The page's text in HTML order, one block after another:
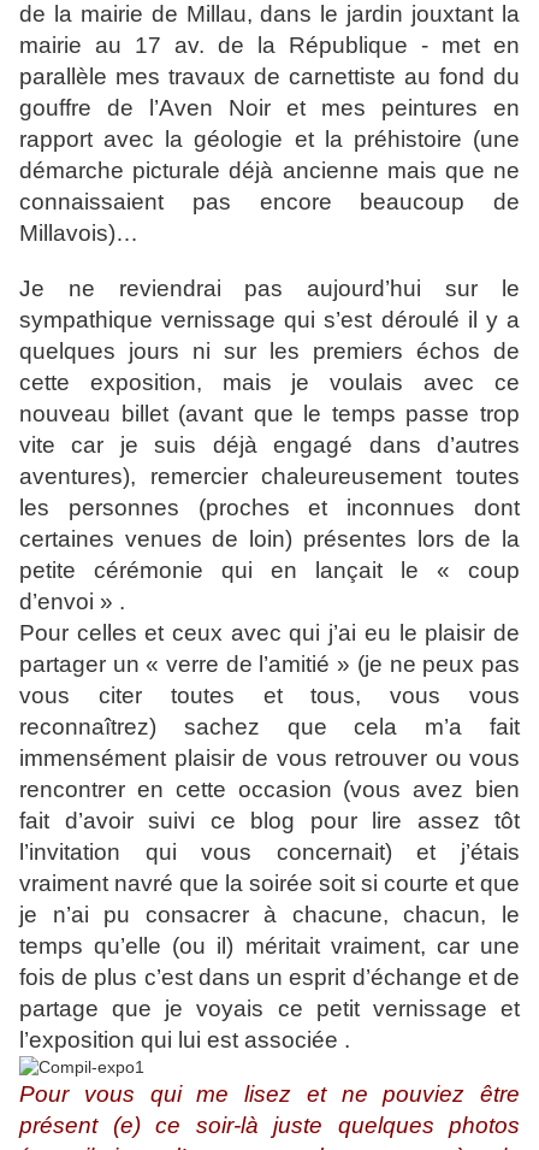
de la mairie de Millau, dans le jardin jouxtant la
mairie au 17 av. de la République - met en
parallèle mes travaux de carnettiste au fond du
gouffre de l’Aven Noir et mes peintures en
rapport avec la géologie et la préhistoire (une
démarche picturale déjà ancienne mais que ne
connaissaient pas encore beaucoup de
Millavois)…
Je ne reviendrai pas aujourd’hui sur le
sympathique vernissage qui s’est déroulé il y a
quelques jours ni sur les premiers échos de
cette exposition, mais je voulais avec ce
nouveau billet (avant que le temps passe trop
vite car je suis déjà engagé dans d’autres
aventures), remercier chaleureusement toutes
les personnes (proches et inconnues dont
certaines venues de loin) présentes lors de la
petite cérémonie qui en lançait le « coup
d’envoi » .
Pour celles et ceux avec qui j’ai eu le plaisir de
partager un « verre de l’amitié » (je ne peux pas
vous citer toutes et tous, vous vous
reconnaîtrez) sachez que cela m’a fait
immensément plaisir de vous retrouver ou vous
rencontrer en cette occasion (vous avez bien
fait d’avoir suivi ce blog pour lire assez tôt
l’invitation qui vous concernait) et j’étais
vraiment navré que la soirée soit si courte et que
je n’ai pu consacrer à chacune, chacun, le
temps qu’elle (ou il) méritait vraiment, car une
fois de plus c’est dans un esprit d’échange et de
partage que je voyais ce petit vernissage et
l’exposition qui lui est associée .
Pour vous qui me lisez et ne pouviez être
présent (e) ce soir-là juste quelques photos